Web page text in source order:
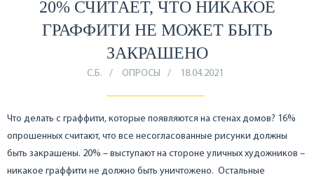
20% СЧИТАЕТ, ЧТО НИКАКОЕ
ГРАФФИТИ НЕ МОЖЕТ БЫТЬ
ЗАКРАШЕНО
С.Б. ОПРОСЫ 18.04.2021
Что делать с граффити, которые появляются на стенах домов? 16%
опрошенных считают, что все несогласованные рисунки должны
быть закрашены. 20% – выступают на стороне уличных художников –
никакое граффити не должно быть уничтожено. Остальные